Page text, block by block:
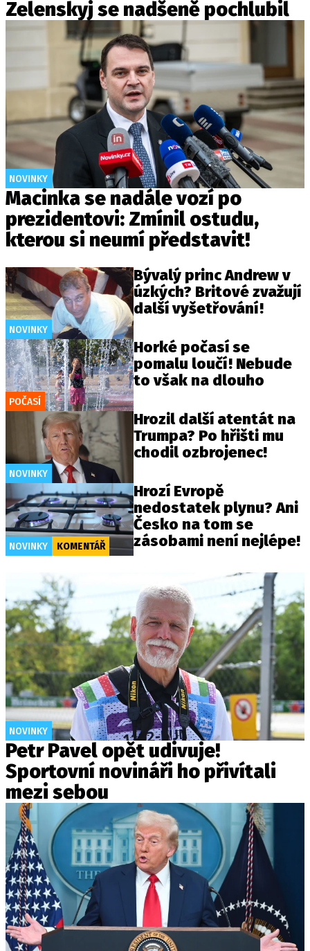
Zelenskyj se nadšeně pochlubil
NOVINKY
Macinka se nadále vozí po
prezidentovi: Zmínil ostudu,
kterou si neumí představit!
NOVINKY
Bývalý princ Andrew v
úzkých? Britové zvažují
další vyšetřování!
POČASÍ
Horké počasí se
pomalu loučí! Nebude
to však na dlouho
NOVINKY
Hrozil další atentát na
Trumpa? Po hřišti mu
chodil ozbrojenec!
NOVINKY KOMENTÁŘ
Hrozí Evropě
nedostatek plynu? Ani
Česko na tom se
zásobami není nejlépe!
NOVINKY
Petr Pavel opět udivuje!
Sportovní novináři ho přivítali
mezi sebou